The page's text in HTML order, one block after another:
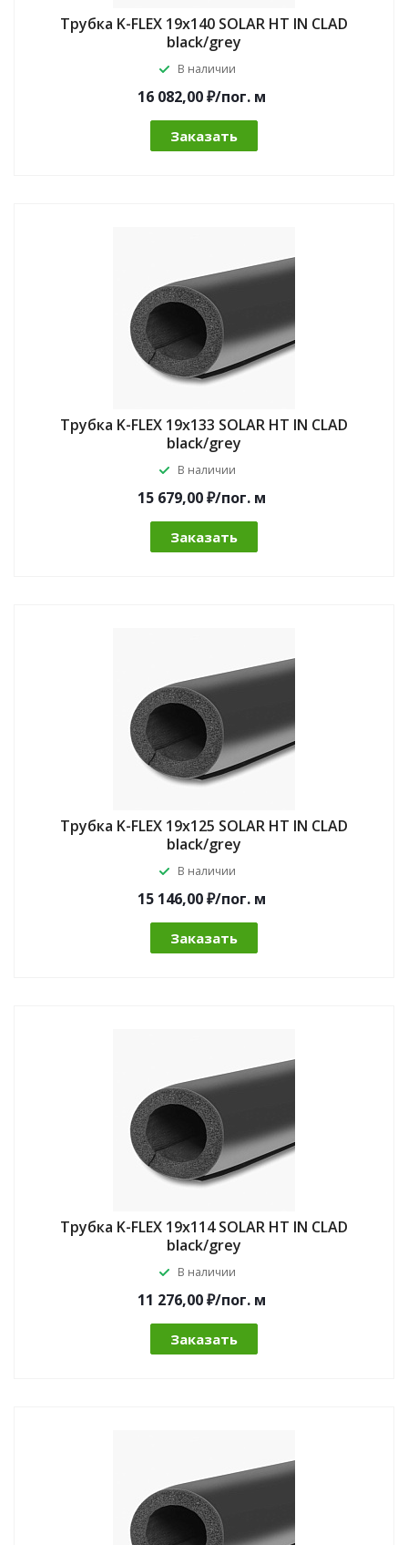
Трубка K-FLEX 19x140 SOLAR HT IN CLAD
black/grey
В наличии
16 082,00 ₽/пог. м
Заказать
Трубка K-FLEX 19x133 SOLAR HT IN CLAD
black/grey
В наличии
15 679,00 ₽/пог. м
Заказать
Трубка K-FLEX 19x125 SOLAR HT IN CLAD
black/grey
В наличии
15 146,00 ₽/пог. м
Заказать
Трубка K-FLEX 19x114 SOLAR HT IN CLAD
black/grey
В наличии
11 276,00 ₽/пог. м
Заказать